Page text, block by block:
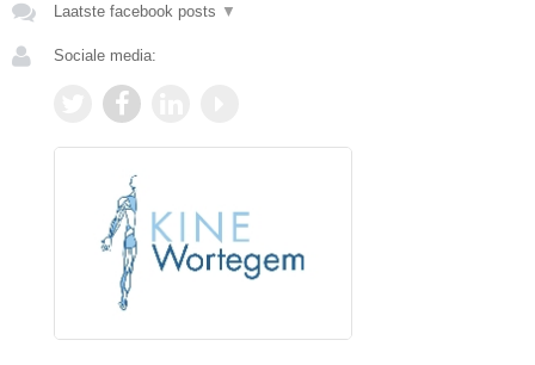
Laatste facebook posts ▼
Sociale media: